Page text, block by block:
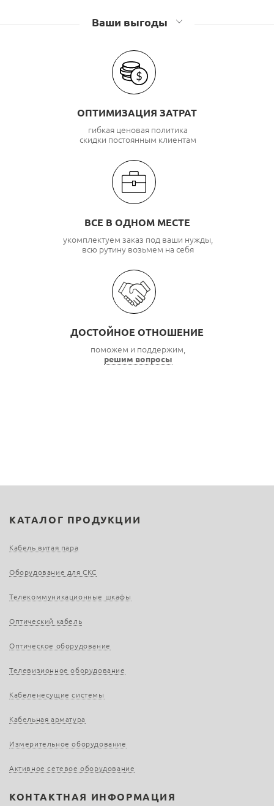
Ваши выгоды
ОПТИМИЗАЦИЯ ЗАТРАТ
гибкая ценовая политика
скидки постоянным клиентам
ВСЕ В ОДНОМ МЕСТЕ
укомплектуем заказ под ваши нужды,
всю рутину возьмем на себя
ДОСТОЙНОЕ ОТНОШЕНИЕ
поможем и поддержим,
решим вопросы
КАТАЛОГ ПРОДУКЦИИ
Кабель витая пара
Оборудование для СКС
Телекоммуникационные шкафы
Оптический кабель
Оптическое оборудование
Телевизионное оборудование
Кабеленесущие системы
Кабельная арматура
Измерительное оборудование
Активное сетевое оборудование
КОНТАКТНАЯ ИНФОРМАЦИЯ